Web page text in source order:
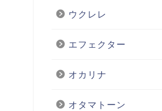
ウクレレ
エフェクター
オカリナ
オタマトーン